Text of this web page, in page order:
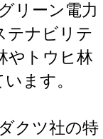
リーン電力
テナビリテ
やトウヒ林
ます。
クツ社の特